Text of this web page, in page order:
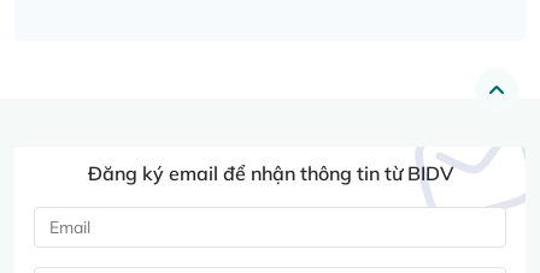
Đăng ký email để nhận thông tin từ BIDV